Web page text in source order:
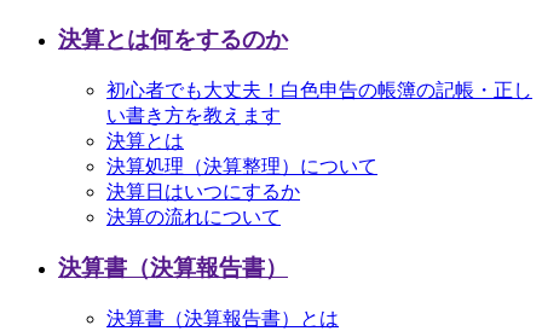
決算とは何をするのか
初心者でも大丈夫！白色申告の帳簿の記帳・正し
い書き方を教えます
決算とは
決算処理（決算整理）について
決算日はいつにするか
決算の流れについて
決算書（決算報告書）
決算書（決算報告書）とは